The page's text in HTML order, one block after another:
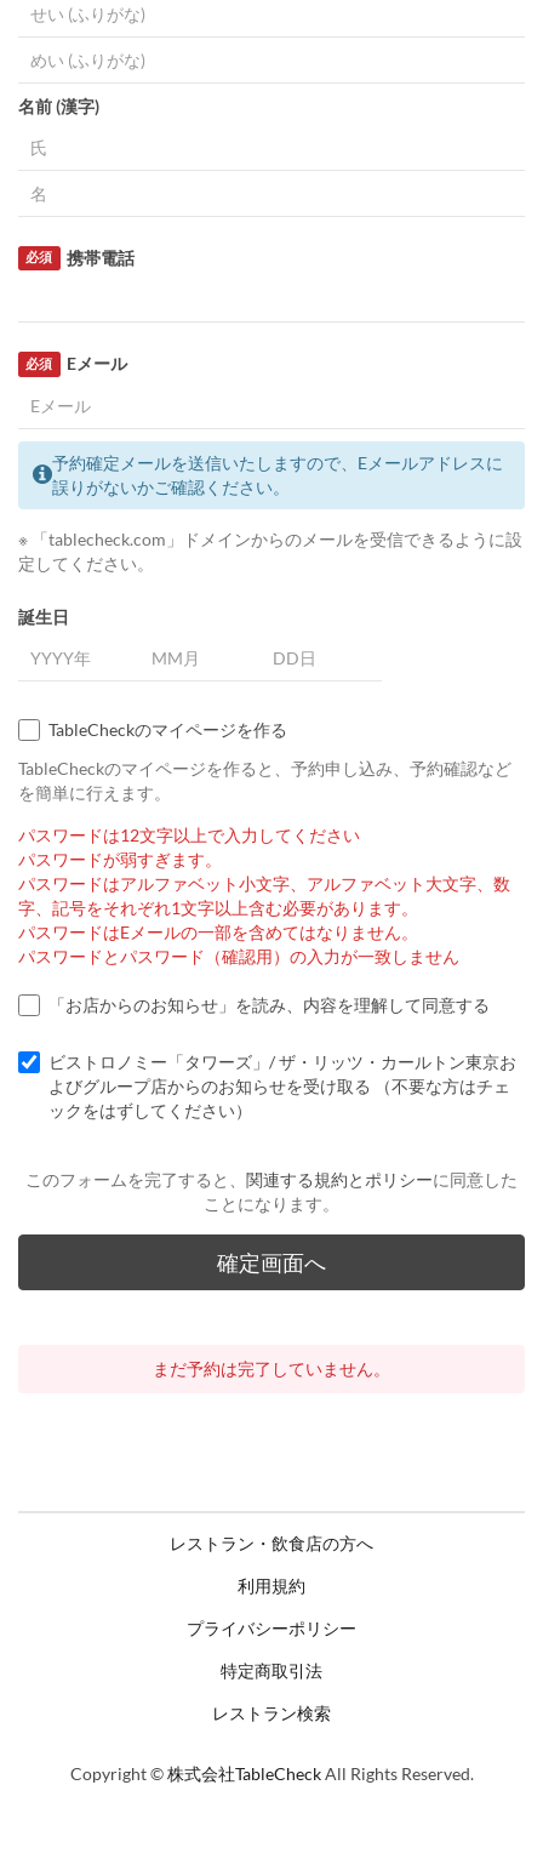
名前 (漢字)
携帯電話
必須
Eメール
必須
予約確定メールを送信いたしますので、Eメールアドレスに
誤りがないかご確認ください。
※ 「tablecheck.com」ドメインからのメールを受信できるように設
定してください。
誕生日
TableCheckのマイページを作る
TableCheckのマイページを作ると、予約申し込み、予約確認など
を簡単に行えます。
パスワードは12文字以上で入力してください
パスワードが弱すぎます。
パスワードはアルファベット小文字、アルファベット大文字、数
字、記号をそれぞれ1文字以上含む必要があります。
パスワードはEメールの一部を含めてはなりません。
パスワードとパスワード（確認用）の入力が一致しません
「お店からのお知らせ」を読み、内容を理解して同意する
ビストロノミー「タワーズ」/ ザ・リッツ・カールトン東京お
よびグループ店からのお知らせを受け取る （不要な方はチェ
ックをはずしてください）
このフォームを完了すると、 関連する規約とポリシーに同意した
ことになります。
まだ予約は完了していません。
レストラン・飲食店の方へ
利用規約
プライバシーポリシー
特定商取引法
レストラン検索
Copyright ©株式会社TableCheckAll Rights Reserved.